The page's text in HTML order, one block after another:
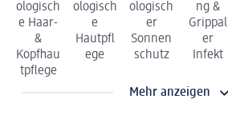
ologisch
e Haar-
&
Kopfhau
tpflege
ologisch
e
Hautpfl
ege
ologisch
er
Sonnen
schutz
ng &
Grippal
er
Infekt
Mehr anzeigen